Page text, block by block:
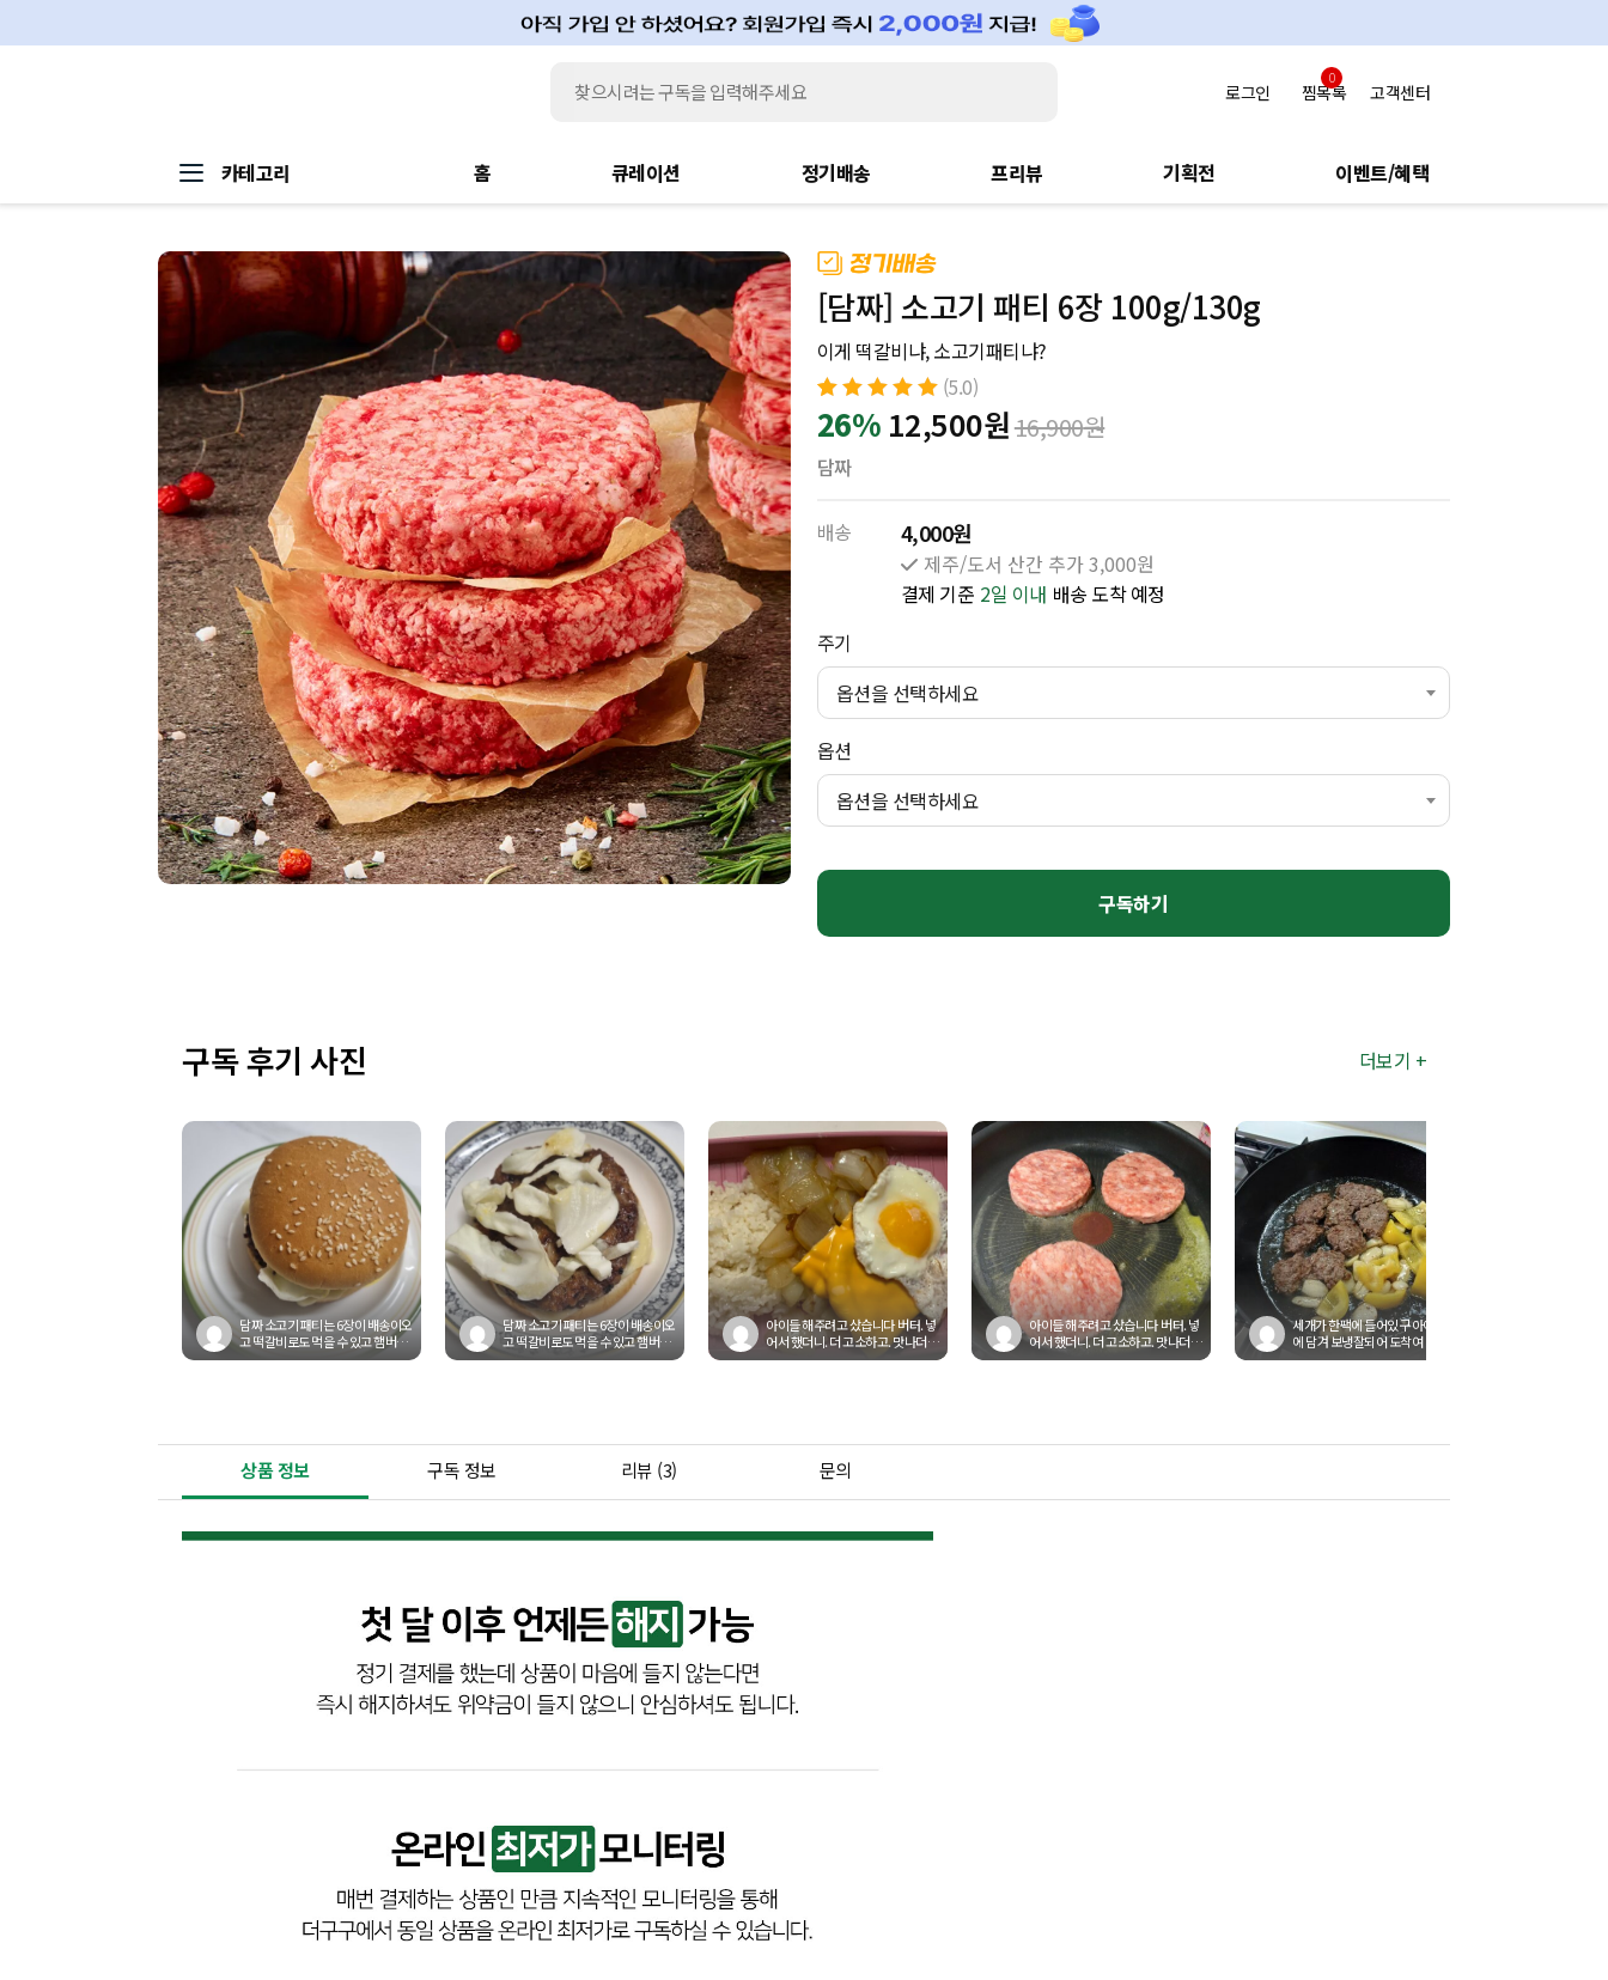
로그인
0
찜목록 고객센터
카테고리 홈 큐레이션 정기배송 프리뷰 기획전 이벤트/혜택
[담짜] 소고기 패티 6장 100g/130g
이게 떡갈비냐, 소고기패티냐?
5.0개의 고객
평가를 기준으
3
점으로 평가됨
(5.0)
26% 12,500원16,900원
담짜
배송 4,000원
제주/도서 산간 추가 3,000원
결제 기준 2일 이내 배송 도착 예정
주기
옵션을 선택하세요
옵션
옵션을 선택하세요
구독하기
구독 후기 사진 더보기 +
담짜 소고기 패티는 6장이 배송이오
고 떡갈비로도 먹을 수 있고 햄버거
패티로도 활용이 가능해요! 또는...
담짜 소고기 패티는 6장이 배송이오
고 떡갈비로도 먹을 수 있고 햄버거
패티로도 활용이 가능해요! 또는...
아이들 해주려고 샀습니다 버터. 넣
어서 했더니. 더 고소하고. 맛나더라
구요 거기에. 치즈랑 양파까지...
아이들 해주려고 샀습니다 버터. 넣
어서 했더니. 더 고소하고. 맛나더라
구요 거기에. 치즈랑 양파까지...
세개가 한팩에 들어있구 아이스백
에 담겨 보냉잘되어 도착여ㆍ밥반
찬할꺼라 두개 자른거에여ㆍ버터나
상품 정보 구독 정보 리뷰 (3) 문의